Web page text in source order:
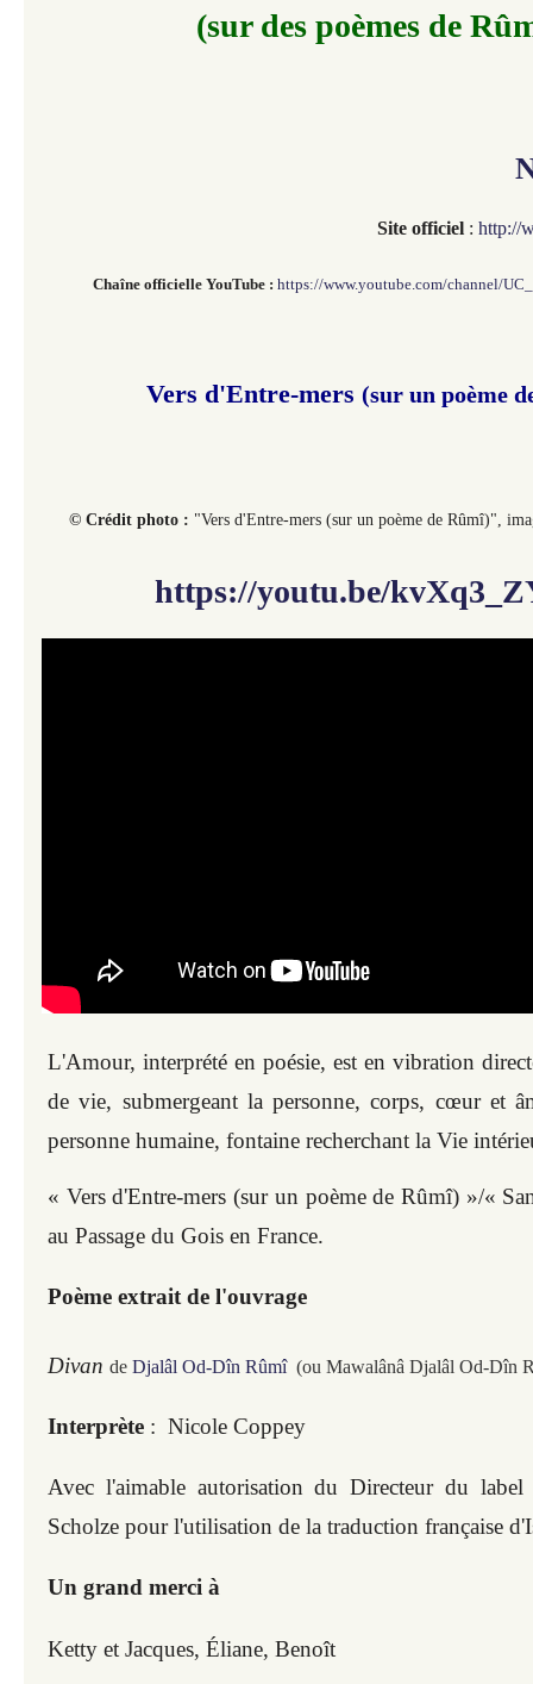
(sur des poèmes de
Site officiel : http://
Chaîne officielle YouTube : https://www.youtube.com/channel/
Vers d'Entre-mers (sur un poème
© Crédit photo : "Vers d'Entre-mers (sur un poème de Rûmî)",
https://youtu.be/
L'Amour, interprété en poésie, est en vibration
de vie, submergeant la personne, corps, cœur et
personne humaine, fontaine recherchant la Vie
« Vers d'Entre-mers (sur un poème de Rûmî) »/«
au Passage du Gois en France.
Poème extrait de l'ouvrage
Divan de Djalâl Od-Dîn Rûmî(ou Mawalânâ Djalâl Od-Dîn
Interprète : Nicole Coppey
Avec l'aimable autorisation du Directeur du
Scholze pour l'utilisation de la traduction française
Un grand merci à
Ketty et Jacques, Éliane, Benoît